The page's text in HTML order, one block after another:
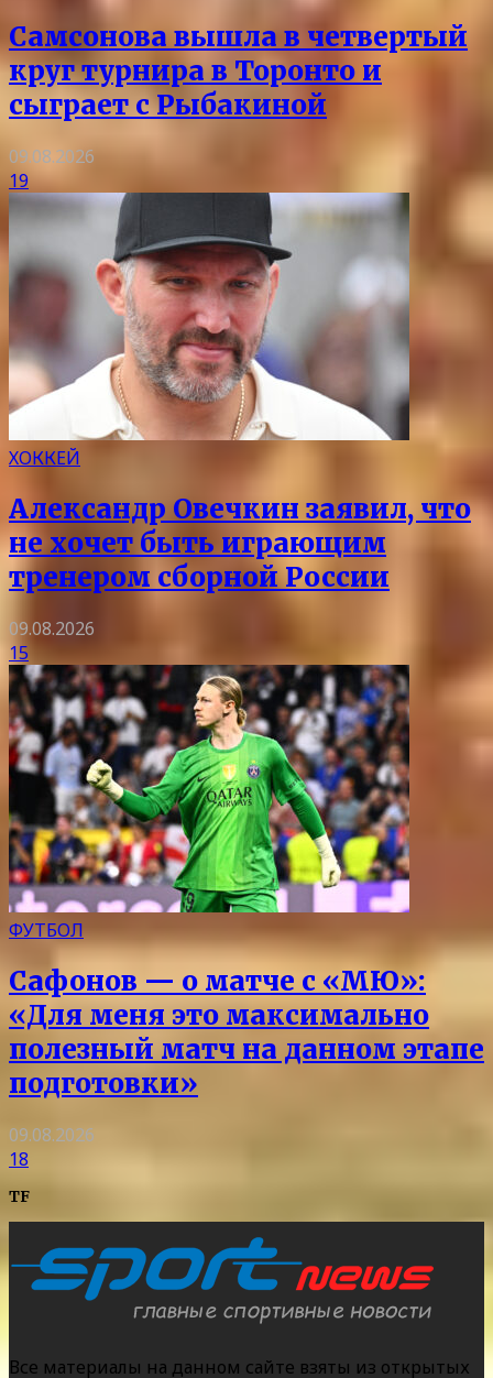
Самсонова вышла в четвертый
круг турнира в Торонто и
сыграет с Рыбакиной
09.08.2026
19
ХОККЕЙ
Александр Овечкин заявил, что
не хочет быть играющим
тренером сборной России
09.08.2026
15
ФУТБОЛ
Сафонов — о матче с «МЮ»:
«Для меня это максимально
полезный матч на данном этапе
подготовки»
09.08.2026
18
TF
Все материалы на данном сайте взяты из открытых